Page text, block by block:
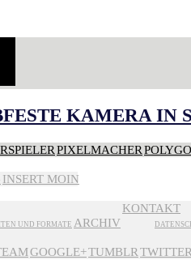
KAMERA IN
PIXELMACHER
INSERT MOIN
UND FORMATE ARCHIV
KONTAKT
GOOGLE+TUMBLRTWITTER